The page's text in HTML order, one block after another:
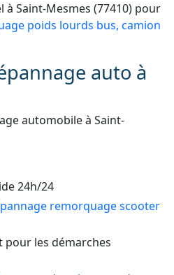
Saint-Mesmes (77410) pour
poids lourds bus, camion
auto à
automobile à Saint-
24h/24
remorquage scooter
pour les démarches